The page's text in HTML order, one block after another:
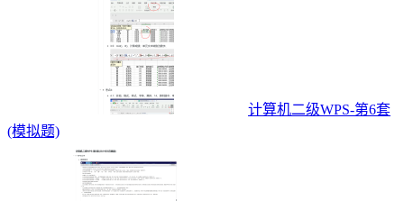
计算机二级WPS-第6套
(模拟题)